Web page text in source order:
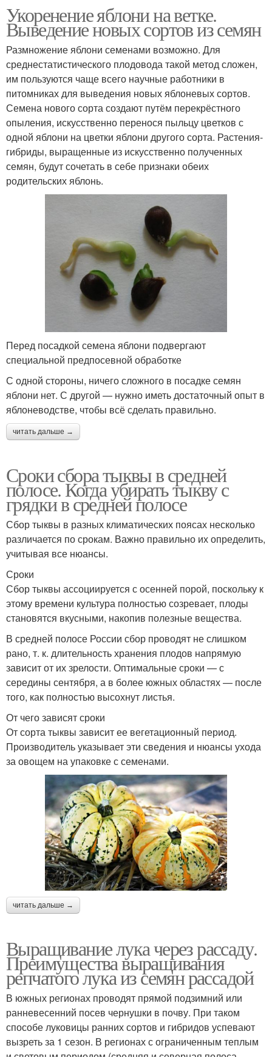
Укоренение яблони на ветке.
Выведение новых сортов из семян
Размножение яблони семенами возможно. Для
среднестатистического плодовода такой метод сложен,
им пользуются чаще всего научные работники в
питомниках для выведения новых яблоневых сортов.
Семена нового сорта создают путём перекрёстного
опыления, искусственно перенося пыльцу цветков с
одной яблони на цветки яблони другого сорта. Растения-
гибриды, выращенные из искусственно полученных
семян, будут сочетать в себе признаки обеих
родительских яблонь.
Перед посадкой семена яблони подвергают
специальной предпосевной обработке
С одной стороны, ничего сложного в посадке семян
яблони нет. С другой — нужно иметь достаточный опыт в
яблоневодстве, чтобы всё сделать правильно.
читать дальше →
Сроки сбора тыквы в средней
полосе. Когда убирать тыкву с
грядки в средней полосе
Сбор тыквы в разных климатических поясах несколько
различается по срокам. Важно правильно их определить,
учитывая все нюансы.
Сроки
Сбор тыквы ассоциируется с осенней порой, поскольку к
этому времени культура полностью созревает, плоды
становятся вкусными, накопив полезные вещества.
В средней полосе России сбор проводят не слишком
рано, т. к. длительность хранения плодов напрямую
зависит от их зрелости. Оптимальные сроки — с
середины сентября, а в более южных областях — после
того, как полностью высохнут листья.
От чего зависят сроки
От сорта тыквы зависит ее вегетационный период.
Производитель указывает эти сведения и нюансы ухода
за овощем на упаковке с семенами.
читать дальше →
Выращивание лука через рассаду.
Преимущества выращивания
репчатого лука из семян рассадой
В южных регионах проводят прямой подзимний или
ранневесенний посев чернушки в почву. При таком
способе луковицы ранних сортов и гибридов успевают
вызреть за 1 сезон. В регионах с ограниченным теплым